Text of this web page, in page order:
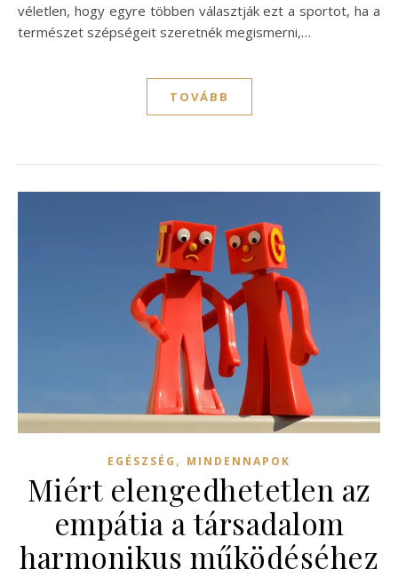
véletlen, hogy egyre többen választják ezt a sportot, ha a
természet szépségeit szeretnék megismerni,…
TOVÁBB
EGÉSZSÉG , MINDENNAPOK
Miért elengedhetetlen az
empátia a társadalom
harmonikus működéséhez